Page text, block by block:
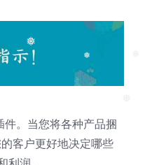
❅
❅
。当您将各种产品捆
客户更好地决定哪些